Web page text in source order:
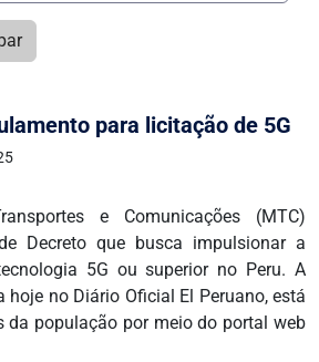
para licitação de 5G
e Comunicações (MTC)
Decreto que busca impulsionar a
5G ou superior no Peru. A
no Diário Oficial El Peruano, está
da população por meio do portal web